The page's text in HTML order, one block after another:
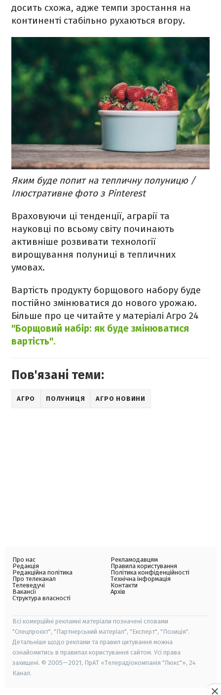
досить схожа, адже темпи зростання на
континенті стабільно рухаються вгору.
Яким буде попит на тепличну полуницю /
Ілюстративне фото з Pinterest
Враховуючи ці тенденції, аграрії та
науковці по всьому світу починають
активніше розвивати технології
вирощування полуниці в тепличних
умовах.
Вартість продукту борщового набору буде
постійно змінюватися до нового урожаю.
Більше про це читайте у матеріалі Агро 24
"Борщовий набір: як буде змінюватися
вартість".
Пов'язані теми:
АГРО ПОЛУНИЦЯ АГРО НОВИНИ
Про нас
Редакція
Редакційна політика
Про телеканал
Телеведучі
Вакансії
Структура власності
Рекламодавцям
Правила користування
Політика конфіденційності
Технічна інформація
Контакти
Архів
Всі комерційні рекламні матеріали позначені словами
"Спецпроєкт", "Партнерський матеріал", "Експерт", "Позиція".
Детальніше щодо реклами та правил цитування можна
ознайомитись в правилах користування сайтом. Усі права
захищені. © 2005—2021, ПрАТ «Телерадіокомпанія "Люкс"», 24
Канал.